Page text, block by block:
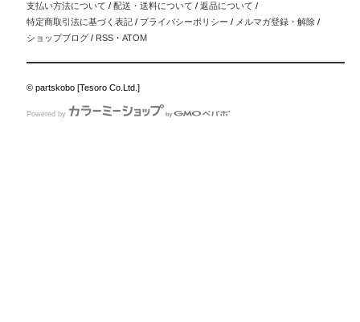
支払い方法について / 配送・送料について / 返品について /
特定商取引法に基づく表記 / プライバシーポリシー / メルマガ登録・解除 /
ショップブログ / RSS ・ATOM
© partskobo [Tesoro Co.Ltd.]
Powered by